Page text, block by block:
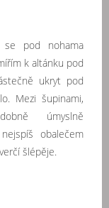
se pod nohama
k altánku pod
ukryt pod
Mezi šupinami,
úmyslně
obalečem
šlépěje.